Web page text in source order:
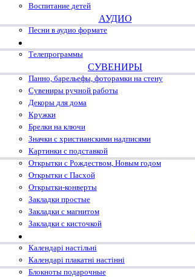
Воспитание детей
АУДИО
Песни в аудио формате
Телепрограммы
СУВЕНИРЫ
Панно, барельефы, фоторамки на стену
Сувениры ручной работы
Декоры для дома
Кружки
Брелки на ключи
Значки с христианскими надписями
Картинки с подставкой
Открытки с Рождеством, Новым годом
Открытки с Пасхой
Открытки-конверты
Закладки простые
Закладки с магнитом
Закладки с кисточкой
Календарі настільні
Календарі плакатні настінні
Блокноты подарочные